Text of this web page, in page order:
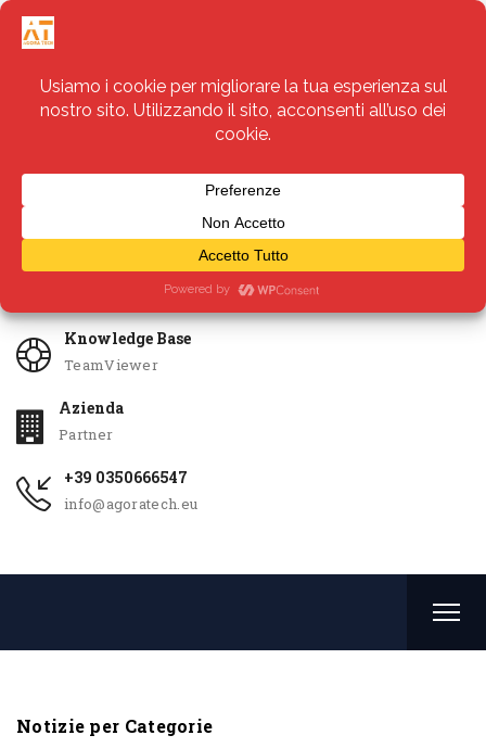
Servizi
Knowledge Base
TeamViewer
Azienda
Partner
+39 0350666547
info@agoratech.eu
Notizie per Categorie